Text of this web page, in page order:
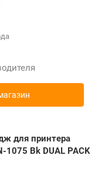
для принтера
1075 Bk DUAL PACK